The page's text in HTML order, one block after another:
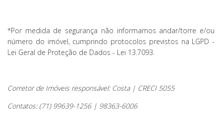
*Por medida de segurança não informamos andar/torre e/ou
número do imóvel, cumprindo protocolos previstos na LGPD -
Lei Geral de Proteção de Dados - Lei 13.7093.
Corretor de Imóveis responsável: Costa | CRECI 5055
Contatos: (71) 99639-1256 | 98363-6006